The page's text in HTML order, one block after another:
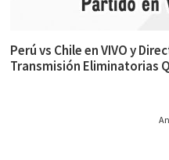
Perú vs Chile en VIVO y
Transmisión Eliminatorias